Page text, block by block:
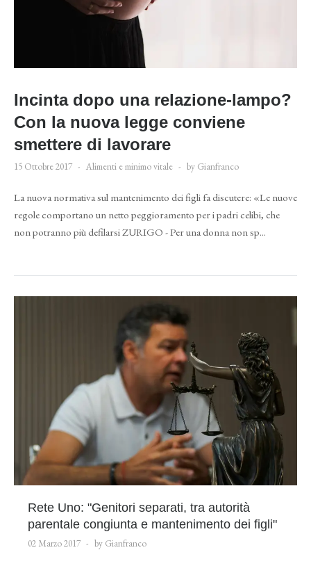
Incinta dopo una relazione-lampo?
Con la nuova legge conviene
smettere di lavorare
15 Ottobre 2017 Alimenti e minimo vitale by Gianfranco
La nuova normativa sul mantenimento dei figli fa discutere: «Le nuove
regole comportano un netto peggioramento per i padri celibi, che
non potranno più defilarsi ZURIGO - Per una donna non sp...
Rete Uno: "Genitori separati, tra autorità
parentale congiunta e mantenimento dei figli"
02 Marzo 2017 by Gianfranco